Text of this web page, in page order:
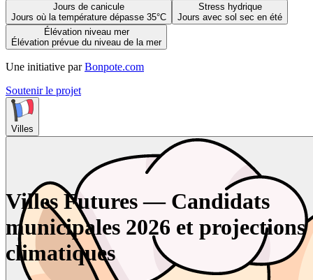
Jours de canicule
Jours où la température dépasse 35°C
Stress hydrique
Jours avec sol sec en été
Élévation niveau mer
Élévation prévue du niveau de la mer
Une initiative par Bonpote.com
Soutenir le projet
Villes
Villes Futures — Candidats
municipales 2026 et projections
climatiques